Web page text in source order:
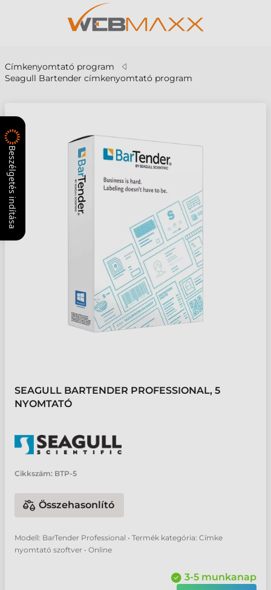
Címkenyomtató program
Seagull Bartender címkenyomtató program
SEAGULL BARTENDER PROFESSIONAL, 5
NYOMTATÓ
Cikkszám: BTP-5
Összehasonlító
Modell: BarTender Professional • Termék kategória: Címke
nyomtató szoftver • Online
3-5 munkanap
Beszélgetés indítása